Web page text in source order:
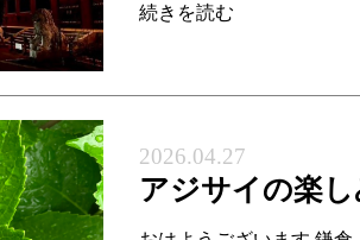
続きを読む
2026.04.27
アジサイの楽し